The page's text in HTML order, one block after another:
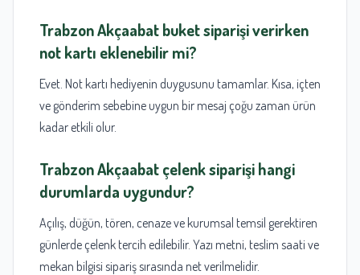
Trabzon Akçaabat buket siparişiverirken
not kartı eklenebilir mi?
Evet. Not kartı hediyenin duygusunu tamamlar. Kısa, içten
ve gönderim sebebine uygun bir mesaj çoğu zaman ürün
kadar etkili olur.
Trabzon Akçaabat çelenk siparişihangi
durumlarda uygundur?
Açılış, düğün, tören, cenaze ve kurumsal temsil gerektiren
günlerde çelenk tercih edilebilir. Yazı metni, teslim saati ve
mekan bilgisi sipariş sırasında net verilmelidir.